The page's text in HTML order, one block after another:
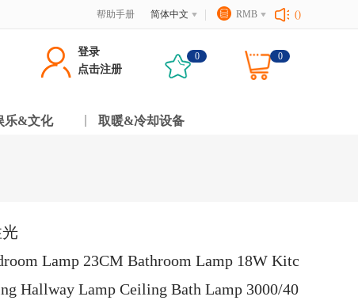
帮助手册 简体中文 RMB ()
登录
点击注册
0 0
乐&文化 取暖&冷却设备
Lamp 23CM Bathroom Lamp 18W Kitc
Hallway Lamp Ceiling Bath Lamp 3000/40